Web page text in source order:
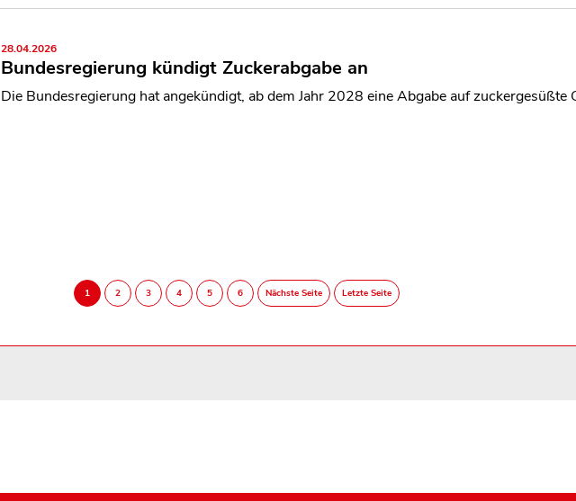
28.04.2026
Bundesregierung kündigt Zuckerabgabe an
Die Bundesregierung hat angekündigt, ab dem Jahr 2028 eine Abgabe auf zuckergesüßte